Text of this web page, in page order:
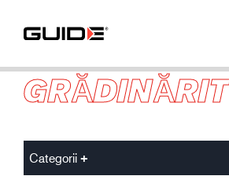
GRĂDINĂRIT
Categorii